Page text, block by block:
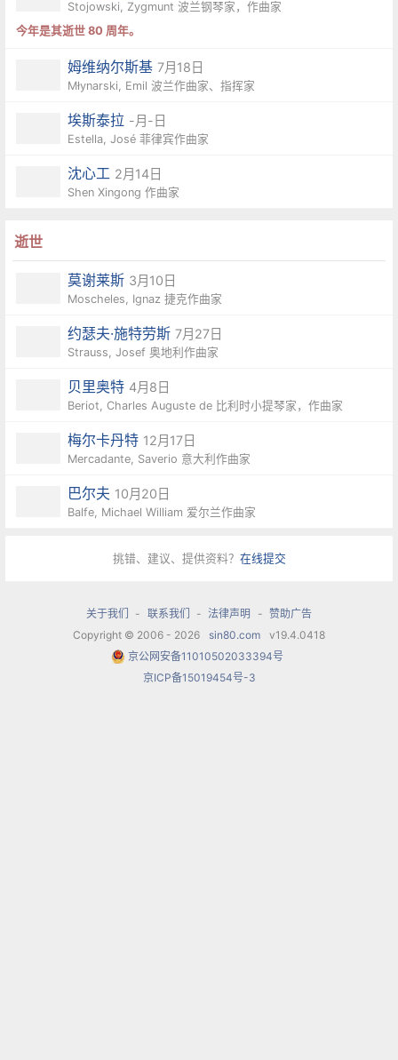
Stojowski, Zygmunt 波兰钢琴家，作曲家
今年是其逝世 80 周年。
姆维纳尔斯基7月18日
Młynarski, Emil 波兰作曲家、指挥家
埃斯泰拉 -月-日
Estella, José 菲律宾作曲家
沈心工 2月14日
Shen Xingong 作曲家
逝世
莫谢莱斯 3月10日
Moscheles, Ignaz 捷克作曲家
约瑟夫·施特劳斯7月27日
Strauss, Josef 奥地利作曲家
贝里奥特 4月8日
Beriot, Charles Auguste de 比利时小提琴家，作曲家
梅尔卡丹特 12月17日
Mercadante, Saverio 意大利作曲家
巴尔夫 10月20日
Balfe, Michael William 爱尔兰作曲家
挑错、建议、提供资料？ 在线提交
关于我们 - 联系我们 - 法律声明 - 赞助广告
Copyright © 2006 - 2026
sin80.com
v19.4.0418
京公网安备11010502033394号
京ICP备15019454号-3